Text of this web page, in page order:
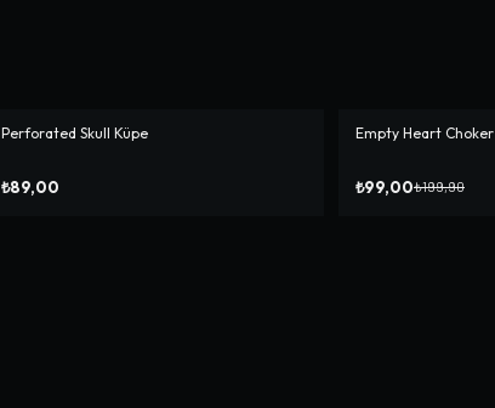
Perforated Skull Küpe
₺89,00
-%50
Empty Heart Choker
₺99,00₺199,90